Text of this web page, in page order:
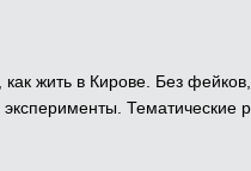
жить в Кирове. Без
эксперименты.